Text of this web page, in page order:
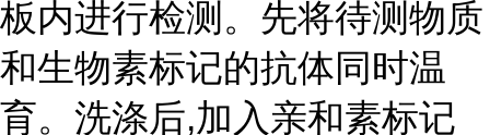
板内进行检测。先将待测物质
和生物素标记的抗体同时温
育。洗涤后,加入亲和素标记